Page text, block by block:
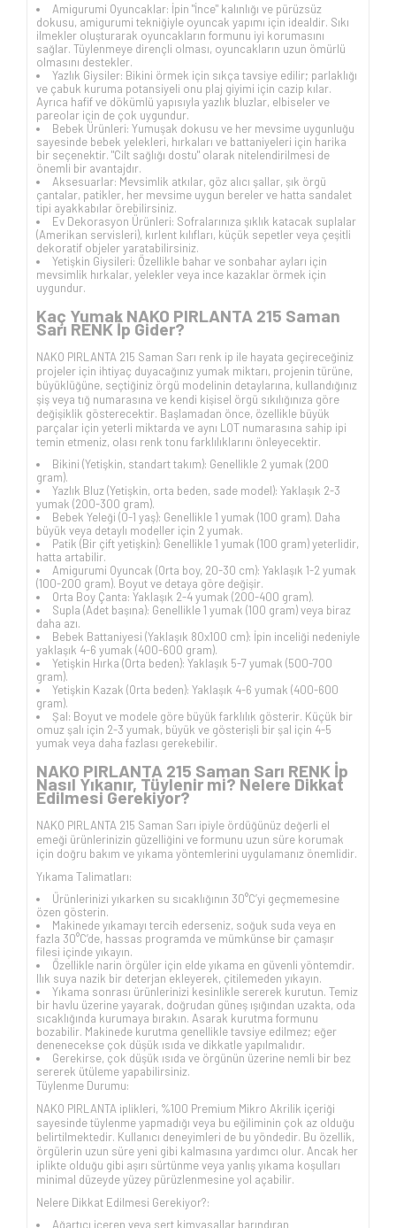
Amigurumi Oyuncaklar: İpin "İnce" kalınlığı ve pürüzsüz
dokusu, amigurumi tekniğiyle oyuncak yapımı için idealdir. Sıkı
ilmekler oluşturarak oyuncakların formunu iyi korumasını
sağlar. Tüylenmeye dirençli olması, oyuncakların uzun ömürlü
olmasını destekler.
Yazlık Giysiler: Bikini örmek için sıkça tavsiye edilir; parlaklığı
ve çabuk kuruma potansiyeli onu plaj giyimi için cazip kılar.
Ayrıca hafif ve dökümlü yapısıyla yazlık bluzlar, elbiseler ve
pareolar için de çok uygundur.
Bebek Ürünleri: Yumuşak dokusu ve her mevsime uygunluğu
sayesinde bebek yelekleri, hırkaları ve battaniyeleri için harika
bir seçenektir. "Cilt sağlığı dostu" olarak nitelendirilmesi de
önemli bir avantajdır.
Aksesuarlar: Mevsimlik atkılar, göz alıcı şallar, şık örgü
çantalar, patikler, her mevsime uygun bereler ve hatta sandalet
tipi ayakkabılar örebilirsiniz.
Ev Dekorasyon Ürünleri: Sofralarınıza şıklık katacak suplalar
(Amerikan servisleri), kırlent kılıfları, küçük sepetler veya çeşitli
dekoratif objeler yaratabilirsiniz.
Yetişkin Giysileri: Özellikle bahar ve sonbahar ayları için
mevsimlik hırkalar, yelekler veya ince kazaklar örmek için
uygundur.
Kaç Yumak NAKO PIRLANTA 215 Saman
Sarı RENK İp Gider?
NAKO PIRLANTA 215 Saman Sarı renk ip ile hayata geçireceğiniz
projeler için ihtiyaç duyacağınız yumak miktarı, projenin türüne,
büyüklüğüne, seçtiğiniz örgü modelinin detaylarına, kullandığınız
şiş veya tığ numarasına ve kendi kişisel örgü sıkılığınıza göre
değişiklik gösterecektir. Başlamadan önce, özellikle büyük
parçalar için yeterli miktarda ve aynı LOT numarasına sahip ipi
temin etmeniz, olası renk tonu farklılıklarını önleyecektir.
Bikini (Yetişkin, standart takım): Genellikle 2 yumak (200
gram).
Yazlık Bluz (Yetişkin, orta beden, sade model): Yaklaşık 2-3
yumak (200-300 gram).
Bebek Yeleği (0-1 yaş): Genellikle 1 yumak (100 gram). Daha
büyük veya detaylı modeller için 2 yumak.
Patik (Bir çift yetişkin): Genellikle 1 yumak (100 gram) yeterlidir,
hatta artabilir.
Amigurumi Oyuncak (Orta boy, 20-30 cm): Yaklaşık 1-2 yumak
(100-200 gram). Boyut ve detaya göre değişir.
Orta Boy Çanta: Yaklaşık 2-4 yumak (200-400 gram).
Supla (Adet başına): Genellikle 1 yumak (100 gram) veya biraz
daha azı.
Bebek Battaniyesi (Yaklaşık 80x100 cm): İpin inceliği nedeniyle
yaklaşık 4-6 yumak (400-600 gram).
Yetişkin Hırka (Orta beden): Yaklaşık 5-7 yumak (500-700
gram).
Yetişkin Kazak (Orta beden): Yaklaşık 4-6 yumak (400-600
gram).
Şal: Boyut ve modele göre büyük farklılık gösterir. Küçük bir
omuz şalı için 2-3 yumak, büyük ve gösterişli bir şal için 4-5
yumak veya daha fazlası gerekebilir.
NAKO PIRLANTA 215 Saman Sarı RENK İp
Nasıl Yıkanır, Tüylenir mi? Nelere Dikkat
Edilmesi Gerekiyor?
NAKO PIRLANTA 215 Saman Sarı ipiyle ördüğünüz değerli el
emeği ürünlerinizin güzelliğini ve formunu uzun süre korumak
için doğru bakım ve yıkama yöntemlerini uygulamanız önemlidir.
Yıkama Talimatları:
Ürünlerinizi yıkarken su sıcaklığının 30°C’yi geçmemesine
özen gösterin.
Makinede yıkamayı tercih ederseniz, soğuk suda veya en
fazla 30°C’de, hassas programda ve mümkünse bir çamaşır
filesi içinde yıkayın.
Özellikle narin örgüler için elde yıkama en güvenli yöntemdir.
Ilık suya nazik bir deterjan ekleyerek, çitilemeden yıkayın.
Yıkama sonrası ürünlerinizi kesinlikle sererek kurutun. Temiz
bir havlu üzerine yayarak, doğrudan güneş ışığından uzakta, oda
sıcaklığında kurumaya bırakın. Asarak kurutma formunu
bozabilir. Makinede kurutma genellikle tavsiye edilmez; eğer
denenecekse çok düşük ısıda ve dikkatle yapılmalıdır.
Gerekirse, çok düşük ısıda ve örgünün üzerine nemli bir bez
sererek ütüleme yapabilirsiniz.
Tüylenme Durumu:
NAKO PIRLANTA iplikleri, %100 Premium Mikro Akrilik içeriği
sayesinde tüylenme yapmadığı veya bu eğiliminin çok az olduğu
belirtilmektedir. Kullanıcı deneyimleri de bu yöndedir. Bu özellik,
örgülerin uzun süre yeni gibi kalmasına yardımcı olur. Ancak her
iplikte olduğu gibi aşırı sürtünme veya yanlış yıkama koşulları
minimal düzeyde yüzey pürüzlenmesine yol açabilir.
Nelere Dikkat Edilmesi Gerekiyor?:
Ağartıcı içeren veya sert kimyasallar barındıran